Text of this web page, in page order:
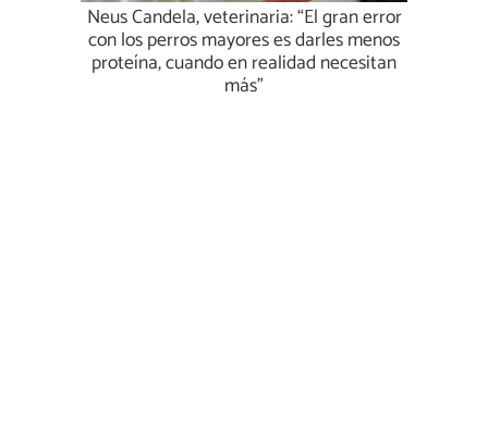
Neus Candela, veterinaria: “El gran error
con los perros mayores es darles menos
proteína, cuando en realidad necesitan
más”